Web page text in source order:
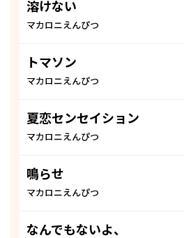
溶けない
マカロニえんぴつ
トマソン
マカロニえんぴつ
夏恋センセイション
マカロニえんぴつ
鳴らせ
マカロニえんぴつ
なんでもないよ、